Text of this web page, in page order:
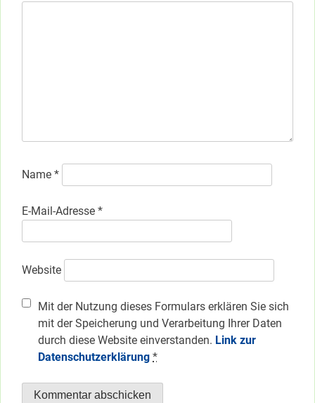
Name *
E-Mail-Adresse *
Website
Mit der Nutzung dieses Formulars erklären Sie sich
mit der Speicherung und Verarbeitung Ihrer Daten
durch diese Website einverstanden. Link zur
Datenschutzerklärung *